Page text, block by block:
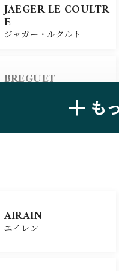
JAEGER LE COULTR
E
ジャガー・ルクルト
BREGUET
ユリスナルダン
も
AIRAIN
エイレン